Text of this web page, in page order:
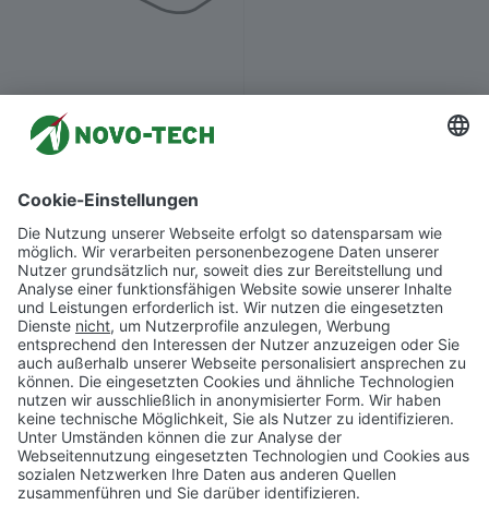
Zentrale:
Mo – Fr 08:00 – 16:30 Uhr
Tel.: +49 34 73 / 2 25 03 - 0
Fax: +49 34 73 / 2 25 03 - 15
E-Mail:info@novo-tech.de
Personalwesen:
Kerstin Bodewei
Tel.: +49 34 73 / 2 25 03 - 11
Fax: +49 34 73 / 2 25 03 - 15